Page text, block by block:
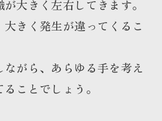
大きく左右してきます。
きく発生が違ってくるこ
がら、あらゆる手を考え
ことでしょう。